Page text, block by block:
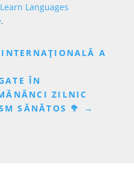
Languages
.
A
ÎN
ZILNIC
SĂNĂTOS 🥦
→